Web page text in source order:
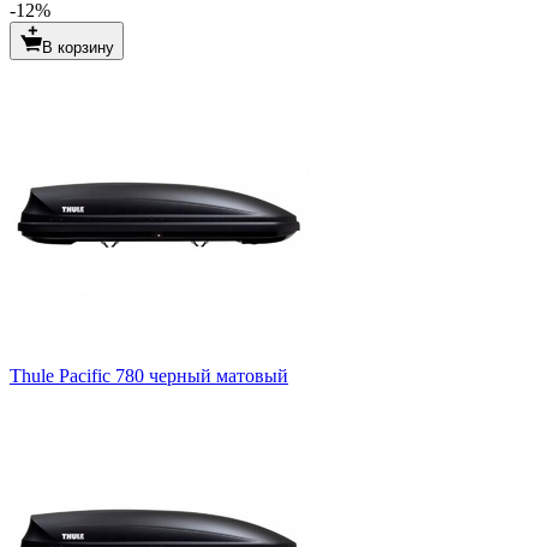
-12%
В корзину
Thule Pacific 780 черный матовый